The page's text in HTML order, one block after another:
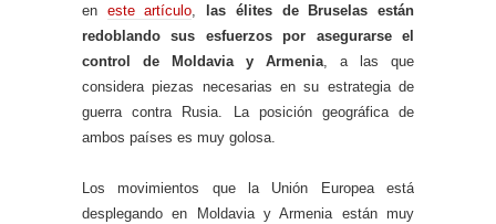
en este artículo
las élites de Bruselas están
redoblando sus esfuerzos por asegurarse el
control de Moldavia y Armenia , a las que
considera piezas necesarias en su estrategia de
guerra contra Rusia. La posición geográfica de
ambos países es muy golosa.
Los movimientos que la Unión Europea está
desplegando en Moldavia y Armenia están muy